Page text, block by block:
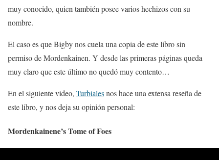
muy conocido, quien también posee varios hechizos con su
nombre.
El caso es que Bigby nos cuela una copia de este libro sin
permiso de Mordenkainen. Y desde las primeras páginas queda
muy claro que este último no quedó muy contento…
En el siguiente video, Turbialesnos hace una extensa reseña de
este libro, y nos deja su opinión personal:
Mordenkainene’s Tome of Foes